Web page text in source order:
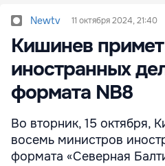
Newtv 11 октября 2024, 21:40
Кишинев
иностранных
формата NB8
Во вторник, 15 октября,
восемь министров
формата «Северная